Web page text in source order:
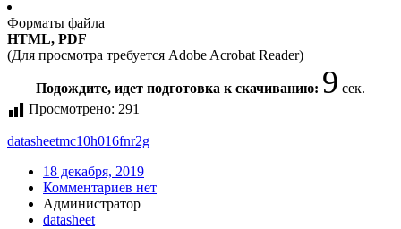
Форматы файла
HTML, PDF
(Для просмотра требуется Adobe Acrobat Reader)
Подождите, идет подготовка к скачиванию: 9 сек.
Просмотрено: 291
datasheetmc10h016fnr2g
18 декабря, 2019
Комментариев нет
Администратор
datasheet